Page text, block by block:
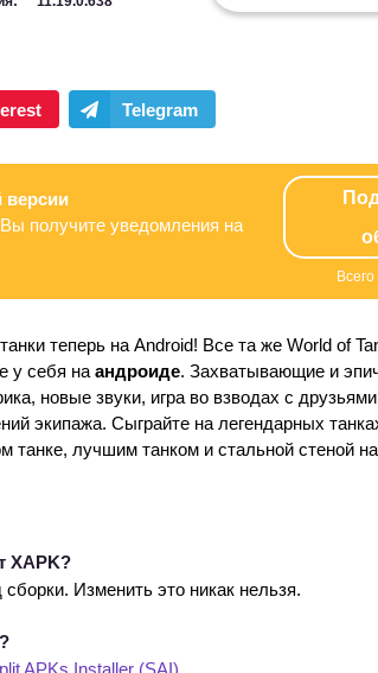
версии
получите уведомления на
теперь на Android! Все та же World of
у себя на андроиде. Захватывающие и
новые звуки, игра во взводах с
экипажа. Сыграйте на легендарных
танке, лучшим танком и стальной стеной
XAPK?
Изменить это никак нельзя.
APKs Installer (SAI)